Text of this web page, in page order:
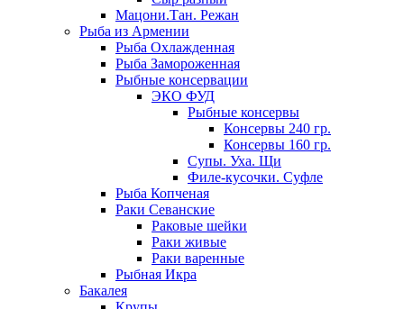
Мацони.Тан. Режан
Рыба из Армении
Рыба Охлажденная
Рыба Замороженная
Рыбные консервации
ЭКО ФУД
Рыбные консервы
Консервы 240 гр.
Консервы 160 гр.
Супы. Уха. Щи
Филе-кусочки. Суфле
Рыба Копченая
Раки Севанские
Раковые шейки
Раки живые
Раки варенные
Рыбная Икра
Бакалея